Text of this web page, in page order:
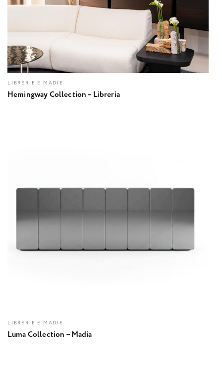
LIBRERIE E MADIE
Hemingway Collection – Libreria
LIBRERIE E MADIE
Luma Collection – Madia